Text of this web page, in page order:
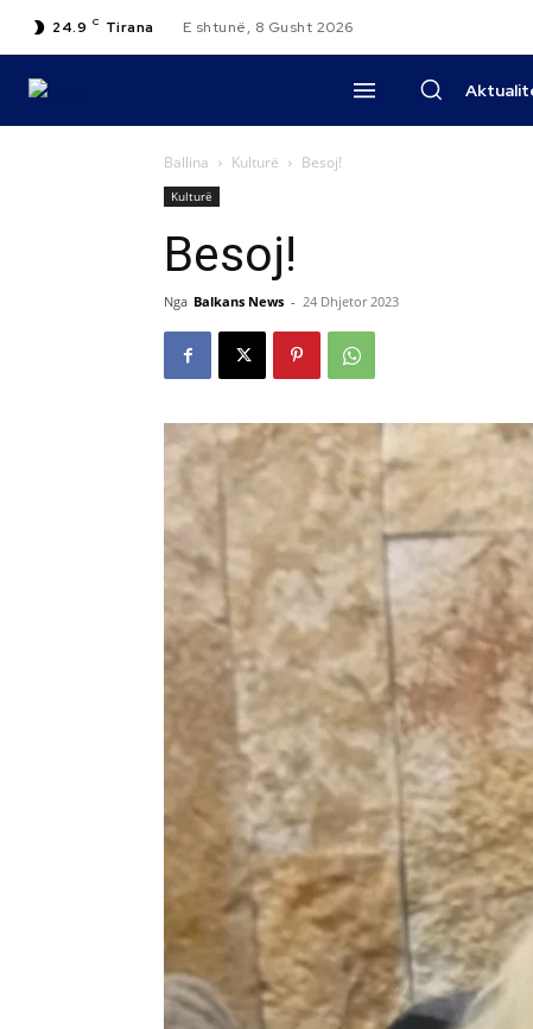
24.9 C Tirana E shtunë, 8 Gusht 2026
Ballina Kulturë Besoj!
Kulturë
Besoj!
Nga Balkans News - 24 Dhjetor 2023